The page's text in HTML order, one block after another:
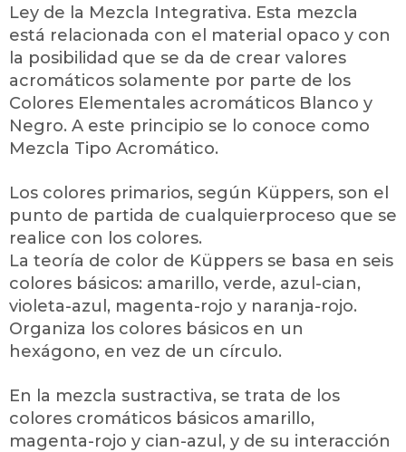
Ley de la Mezcla Integrativa. Esta mezcla
está relacionada con el material opaco y con
la posibilidad que se da de crear valores
acromáticos solamente por parte de los
Colores Elementales acromáticos Blanco y
Negro. A este principio se lo conoce como
Mezcla Tipo Acromático.
Los colores primarios, según Küppers, son el
punto de partida de cualquierproceso que se
realice con los colores.
La teoría de color de Küppers se basa en seis
colores básicos: amarillo, verde, azul-cian,
violeta-azul, magenta-rojo y naranja-rojo.
Organiza los colores básicos en un
hexágono, en vez de un círculo.
En la mezcla sustractiva, se trata de los
colores cromáticos básicos amarillo,
magenta-rojo y cian-azul, y de su interacción